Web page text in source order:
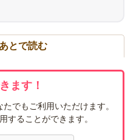
あとで読む
ます！
でもご利用いただけます。
することができます。